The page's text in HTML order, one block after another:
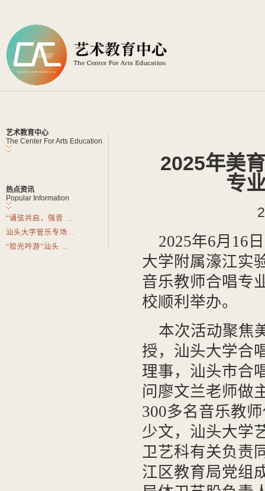
艺术教育中心
The Center For Arts Education
热点资讯
Popular Information
“诵弦共启，强音 ...
汕头大学管乐专场...
“拾光吟游”汕头 ...
2025年美
专
2025年6月16
大学附属濠江实
音乐教师合唱专
校顺利举办。
本次活动聚焦
授，汕头大学合
理事，汕头市合
问廖文兰老师做
300多名音乐教
少文，汕头大学
卫艺科有关负责
江区教育局党组